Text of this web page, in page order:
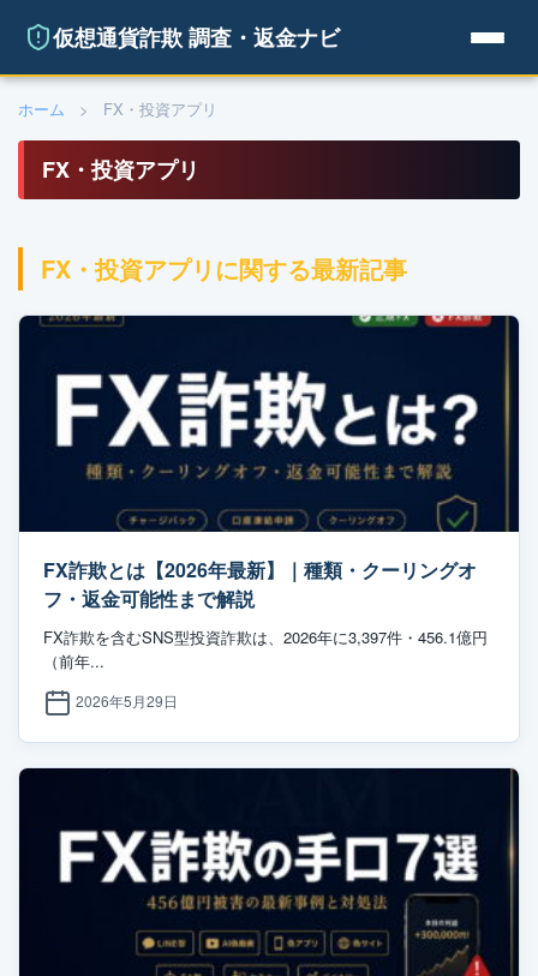
仮想通貨詐欺 調査・返金ナビ
ホーム > FX・投資アプリ
FX・投資アプリ
FX・投資アプリに関する最新記事
FX詐欺とは【2026年最新】｜種類・クーリングオ
フ・返金可能性まで解説
FX詐欺を含むSNS型投資詐欺は、2026年に3,397件・456.1億円
（前年...
2026年5月29日